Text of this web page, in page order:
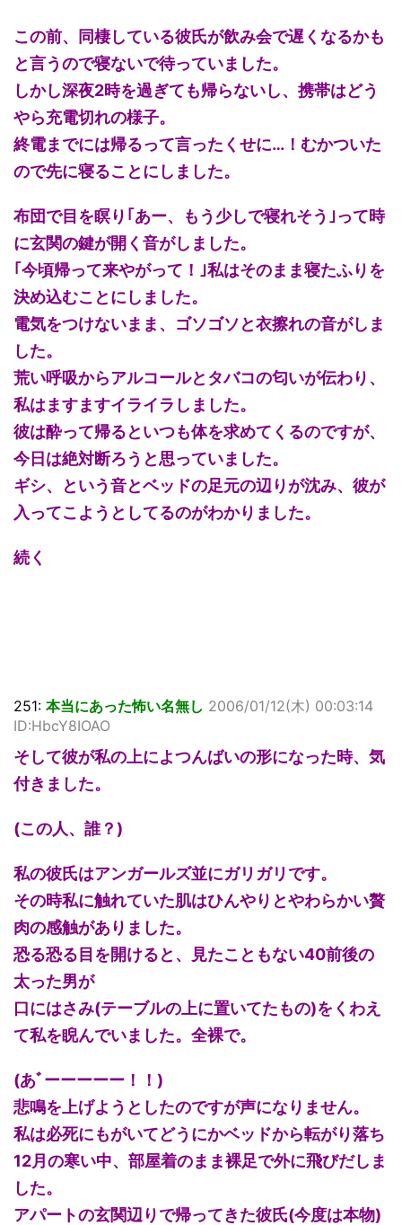
この前、同棲している彼氏が飲み会で遅くなるかも
と言うので寝ないで待っていました。
しかし深夜2時を過ぎても帰らないし、携帯はどう
やら充電切れの様子。
終電までには帰るって言ったくせに…！むかついた
ので先に寝ることにしました。
布団で目を瞑り｢あー、もう少しで寝れそう｣って時
に玄関の鍵が開く音がしました。
｢今頃帰って来やがって！｣私はそのまま寝たふりを
決め込むことにしました。
電気をつけないまま、ゴソゴソと衣擦れの音がしま
した。
荒い呼吸からアルコールとタバコの匂いが伝わり、
私はますますイライラしました。
彼は酔って帰るといつも体を求めてくるのですが、
今日は絶対断ろうと思っていました。
ギシ、という音とベッドの足元の辺りが沈み、彼が
入ってこようとしてるのがわかりました。
続く
251: 本当にあった怖い名無し 2006/01/12(木) 00:03:14
ID:HbcY8IOAO
そして彼が私の上によつんばいの形になった時、気
付きました。
(この人、誰？)
私の彼氏はアンガールズ並にガリガリです。
その時私に触れていた肌はひんやりとやわらかい贅
肉の感触がありました。
恐る恐る目を開けると、見たこともない40前後の
太った男が
口にはさみ(テーブルの上に置いてたもの)をくわえ
て私を睨んでいました。全裸で。
(あﾞーーーーー！！)
悲鳴を上げようとしたのですが声になりません。
私は必死にもがいてどうにかベッドから転がり落ち
12月の寒い中、部屋着のまま裸足で外に飛びだしま
した。
アパートの玄関辺りで帰ってきた彼氏(今度は本物)